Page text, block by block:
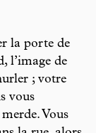
la porte de
l’image de
; votre
vous
Vous